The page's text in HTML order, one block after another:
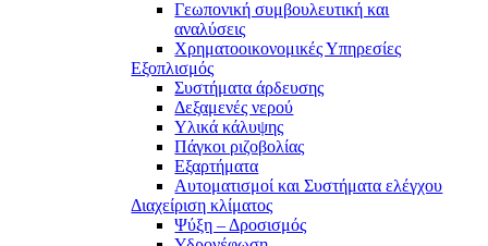
Γεωπονική συμβουλευτική και
αναλύσεις
Χρηματοοικονομικές Υπηρεσίες
Εξοπλισμός
Συστήματα άρδευσης
Δεξαμενές νερού
Υλικά κάλυψης
Πάγκοι ριζοβολίας
Εξαρτήματα
Αυτοματισμοί και Συστήματα ελέγχου
Διαχείριση κλίματος
Ψύξη – Δροσισμός